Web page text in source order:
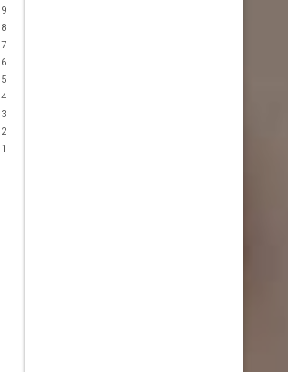
9
8
7
6
5
4
3
2
1